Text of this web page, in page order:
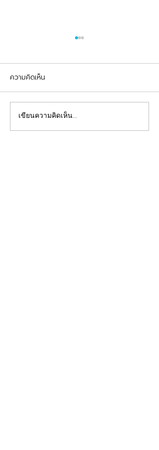
จัดฟันต้อนรับเปิดเทอม
ความคิดเห็น
เขียนความคิดเห็น…